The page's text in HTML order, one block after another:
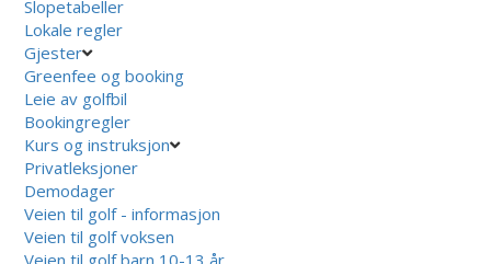
Slopetabeller
Lokale regler
Gjester
Greenfee og booking
Leie av golfbil
Bookingregler
Kurs og instruksjon
Privatleksjoner
Demodager
Veien til golf - informasjon
Veien til golf voksen
Veien til golf barn 10-13 år